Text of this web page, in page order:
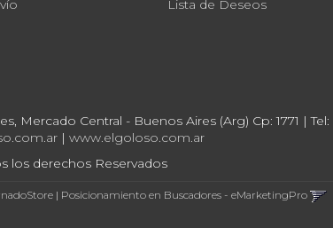
Lista de Deseos
Mercado Central - Buenos Aires (Arg) Cp: 1771 | Tel:
| www.elgoloso.com.ar
los derechos Reservados
| Posicionamiento en Buscadores - eMarketingPro